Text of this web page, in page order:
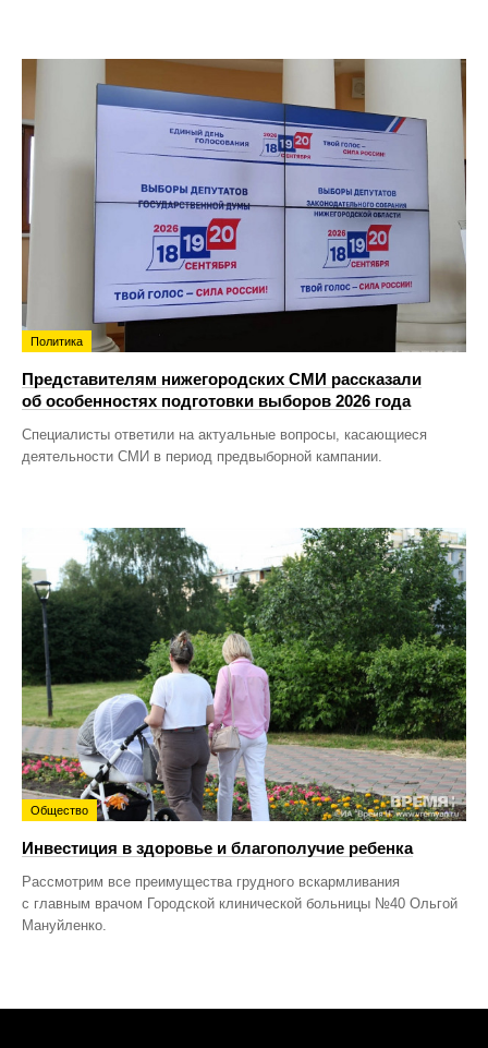
Политика
Представителям нижегородских СМИ рассказали
об особенностях подготовки выборов 2026 года
Специалисты ответили на актуальные вопросы, касающиеся
деятельности СМИ в период предвыборной кампании.
Общество
Инвестиция в здоровье и благополучие ребенка
Рассмотрим все преимущества грудного вскармливания
с главным врачом Городской клинической больницы №40 Ольгой
Мануйленко.